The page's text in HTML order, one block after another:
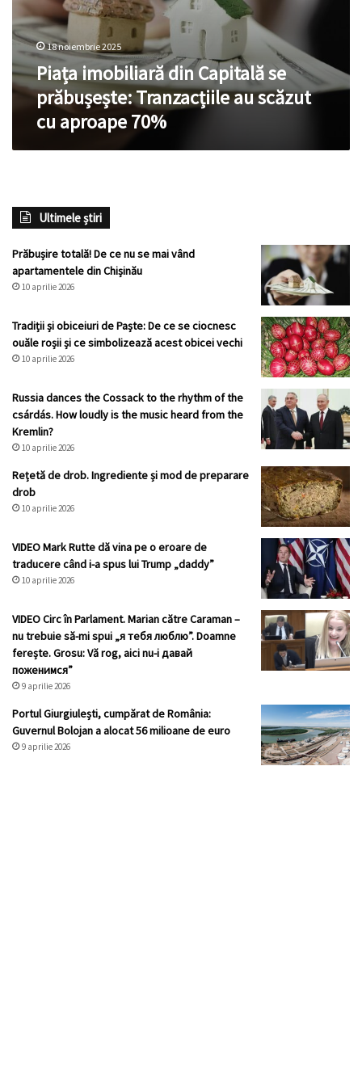
18 noiembrie 2025
Piața imobiliară din Capitală se
prăbușește: Tranzacțiile au scăzut
cu aproape 70%
Ultimele știri
Prăbușire totală! De ce nu se mai vând
apartamentele din Chișinău
10 aprilie 2026
Tradiții și obiceiuri de Paște: De ce se ciocnesc
ouăle roșii și ce simbolizează acest obicei vechi
10 aprilie 2026
Russia dances the Cossack to the rhythm of the
csárdás. How loudly is the music heard from the
Kremlin?
10 aprilie 2026
Rețetă de drob. Ingrediente și mod de preparare
drob
10 aprilie 2026
VIDEO Mark Rutte dă vina pe o eroare de
traducere când i-a spus lui Trump „daddy”
10 aprilie 2026
VIDEO Circ în Parlament. Marian către Caraman –
nu trebuie să-mi spui „я тебя люблю”. Doamne
ferește. Grosu: Vă rog, aici nu-i давай
поженимся”
9 aprilie 2026
Portul Giurgiulești, cumpărat de România:
Guvernul Bolojan a alocat 56 milioane de euro
9 aprilie 2026